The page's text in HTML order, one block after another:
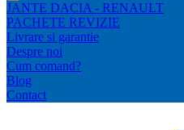
JANTE DACIA - RENAULT
PACHETE REVIZIE
Livrare si garantie
Despre noi
Cum comand?
Blog
Contact